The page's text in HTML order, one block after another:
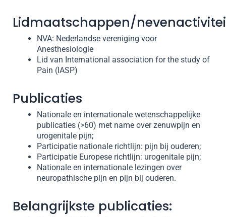
Lidmaatschappen/
NVA: Nederlandse vereniging voor
Anesthesiologie
Lid van International association for the study of
Pain (IASP)
Publicaties
Nationale en internationale wetenschappelijke
publicaties (>60) met name over zenuwpijn en
urogenitale pijn;
Participatie nationale richtlijn: pijn bij ouderen;
Participatie Europese richtlijn: urogenitale pijn;
Nationale en internationale lezingen over
neuropathische pijn en pijn bij ouderen.
Belangrijkste publicaties: